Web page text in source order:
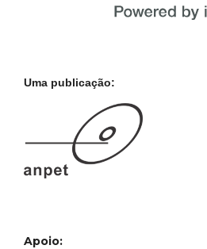
Uma publicação:
Apoio: